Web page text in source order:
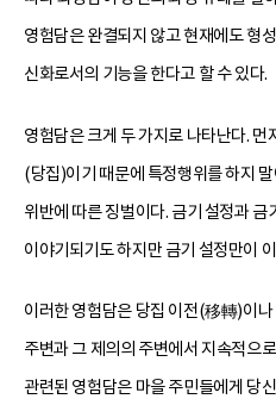
영험담은 완결되지 않고 현재에도 형
신화로서의 기능을 한다고 할 수 있다.
영험담은 크게 두 가지로 나타난다.
(당집)이기 때문에 특정행위를 하지
위반에 따른 징벌이다. 금기 설정과 금
이야기되기도 하지만 금기 설정만이
이러한 영험담은 당집 이전(移轉)이
주변과 그 제의의 주변에서 지속적으
관련된 영험담은 마을 주민들에게 당